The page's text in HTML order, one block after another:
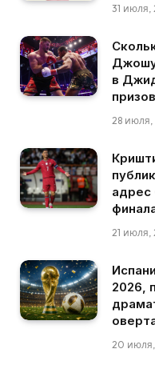
31 июля,
в
28 июля,
адрес
21 июля,
2026,
20